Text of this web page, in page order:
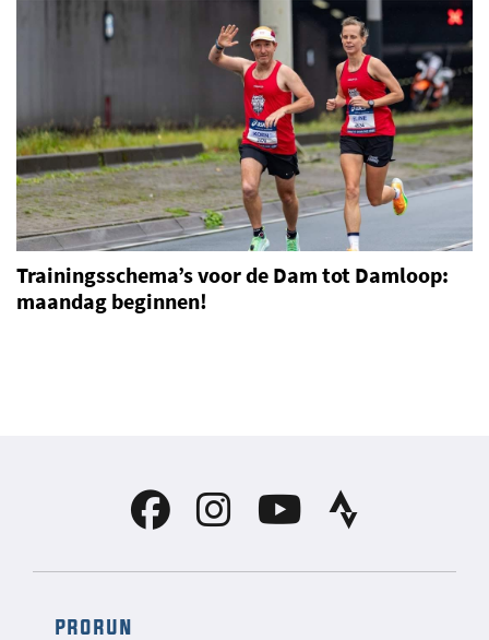
Trainingsschema’s voor de Dam tot Damloop:
maandag beginnen!
prorun